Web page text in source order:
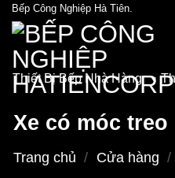
Bỏ
qua
nội
dung
Bếp Công Nghiệp Hà Tiên.
Thiết Bị Bếp Nhà Hàng
Xe có móc treo
Trang chủ / Cửa hàng /